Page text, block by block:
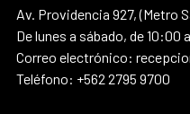
Av. Providencia 927, (Metro
De lunes a sábado, de 10:00
Correo electrónico:
Teléfono: +562 2795 9700